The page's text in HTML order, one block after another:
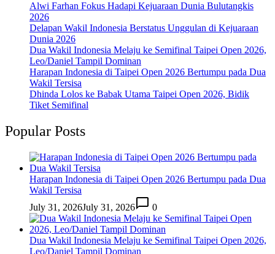
Alwi Farhan Fokus Hadapi Kejuaraan Dunia Bulutangkis
2026
Delapan Wakil Indonesia Berstatus Unggulan di Kejuaraan
Dunia 2026
Dua Wakil Indonesia Melaju ke Semifinal Taipei Open 2026,
Leo/Daniel Tampil Dominan
Harapan Indonesia di Taipei Open 2026 Bertumpu pada Dua
Wakil Tersisa
Dhinda Lolos ke Babak Utama Taipei Open 2026, Bidik
Tiket Semifinal
Popular Posts
Harapan Indonesia di Taipei Open 2026 Bertumpu pada Dua
Wakil Tersisa
July 31, 2026July 31, 2026 0
Dua Wakil Indonesia Melaju ke Semifinal Taipei Open 2026,
Leo/Daniel Tampil Dominan